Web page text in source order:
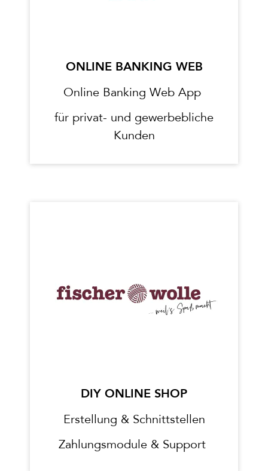
ONLINE BANKING WEB
Online Banking Web App
für privat- und gewerbebliche
Kunden
DIY ONLINE SHOP
Erstellung & Schnittstellen
Zahlungsmodule & Support